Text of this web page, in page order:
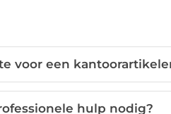
voor een
hulp nodig?